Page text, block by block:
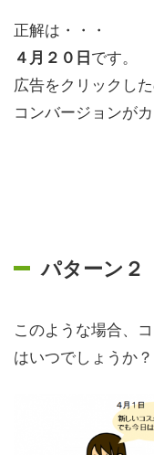
正解は・・・
４月２０日です。
広告をクリックし
コンバージョンが
パターン
このような場合、
はいつでしょうか？